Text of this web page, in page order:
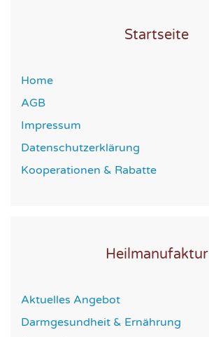
Startseite
Home
AGB
Impressum
Datenschutzerklärung
Kooperationen & Rabatte
Heilmanufaktur
Aktuelles Angebot
Darmgesundheit & Ernährung